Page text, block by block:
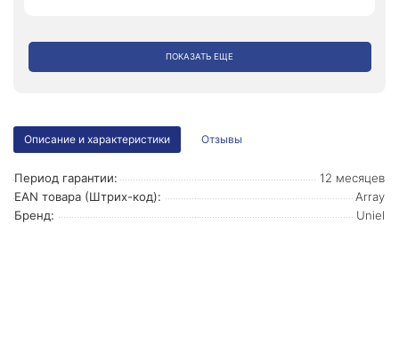
ПОКАЗАТЬ ЕЩЕ
Описание и характеристики Отзывы
Период гарантии:
12 месяцев
EAN товара (Штрих-код):
Array
Бренд:
Uniel